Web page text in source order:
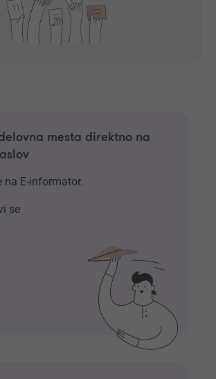
mesta direktno na
na E-informator.
se